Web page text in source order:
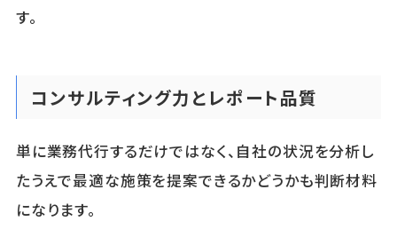
す。
コンサルティング力とレポート品質
単に業務代行するだけではなく、自社の状況を分析し
たうえで最適な施策を提案できるかどうかも判断材料
になります。